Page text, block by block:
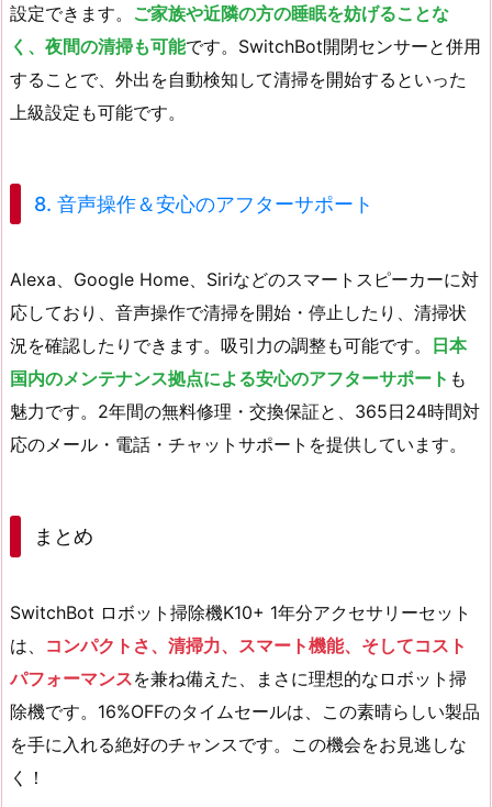
設定できます。 ご家族や近隣の方の睡眠を妨げることな
く、夜間の清掃も可能です。SwitchBot開閉センサーと併用
することで、外出を自動検知して清掃を開始するといった
上級設定も可能です。
8. 音声操作＆安心のアフターサポート
Alexa、Google Home、Siriなどのスマートスピーカーに対
応しており、音声操作で清掃を開始・停止したり、清掃状
況を確認したりできます。吸引力の調整も可能です。
日本
国内のメンテナンス拠点による安心のアフターサポート も
魅力です。2年間の無料修理・交換保証と、365日24時間対
応のメール・電話・チャットサポートを提供しています。
まとめ
SwitchBot ロボット掃除機K10+ 1年分アクセサリーセット
は、 コンパクトさ、清掃力、スマート機能、そしてコスト
パフォーマンスを兼ね備えた、まさに理想的なロボット掃
除機です。16%OFFのタイムセールは、この素晴らしい製品
を手に入れる絶好のチャンスです。この機会をお見逃しな
く！